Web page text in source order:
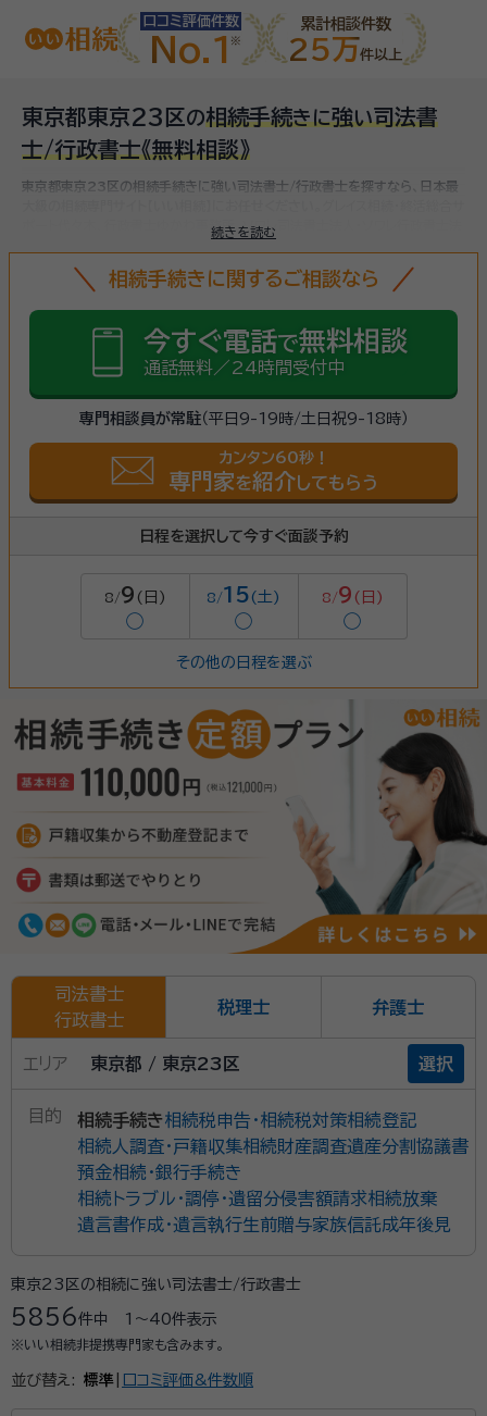
口コミ評価件数
No.1
累計相談件数
25万件以上
東京都東京23区の相続手続き に強い司法書
士/行政書士《無料相談》
続きを読む
東京都東京23区の相続手続きに強い司法書士/行政書士を探すなら、日本最
ポート代々木、行政書士ゆかわ事務所、ソワレ司法書士法人・ソワレ行政書士法
相続手続きは、被相続人（故人）の財産を引き継ぐた
めに必要な手続きです。相続人・相続財産の確認、遺言書の確認、遺産分割協
相続手続きに関するご相談なら
今すぐ電話で無料相談
通話無料／24時間受付中
専門相談員が常駐（平日9-19時/土日祝9-18時）
カンタン60秒！
専門家を紹介 してもらう
日程を選択して今すぐ面談予約
8/9 (日)
◯
8/15(土)
◯
8/9 (日)
◯
その他の日程を選ぶ
司法書士
行政書士
税理士 弁護士
エリア 東京都 / 東京23区 選択
目的 相続手続き相続税申告・相続税対策相続登記
相続人調査・戸籍収集相続財産調査遺産分割協議書
預金相続・銀行手続き
相続トラブル・調停・遺留分侵害額請求相続放棄
遺言書作成・遺言執行生前贈与家族信託成年後見
東京23区の相続に強い司法書士/行政書士
5856件中 1〜40件表示
※いい相続非提携専門家も含みます。
並び替え: 標準 口コミ評価&件数順